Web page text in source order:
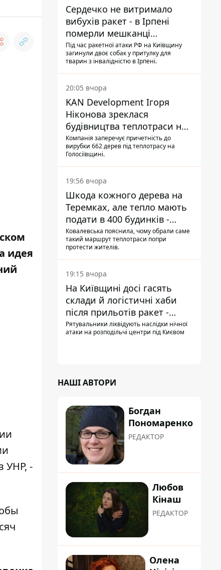
идея
УНР, -
Сердечко не витримало
вибухів ракет - в Ірпені
померли мешканці
притулку для собак з
інвалідністю
Під час ракетної атаки РФ на Київщину
загинули двоє собак у притулку для
тварин з інвалідністю в Ірпені.
20:05 вчора
KAN Development Ігоря
Ніконова зреклася
будівництва теплотраси на
Теремках
Компанія заперечує причетність до
вирубки 662 дерев під теплотрасу на
Голосіївщині.
19:56 вчора
Шкода кожного дерева на
Теремках, але тепло мають
подати в 400 будинків -
депутатка Київради
Ковалевська пояснила, чому обрали саме
такий маршрут теплотраси попри
протести жителів.
19:15 вчора
На Київщині досі гасять
склади й логістичні хаби
після прильотів ракет -
ДСНС
Рятувальники ліквідують наслідки нічної
атаки на розподільчі центри під Києвом
НАШІ АВТОРИ
Богдан
Пономаренко
РЕДАКТОР
Любов
Кінаш
РЕДАКТОР
Олена